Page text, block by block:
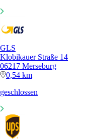
GLS
Klobikauer Straße 14
06217 Merseburg
0,54 km
geschlossen